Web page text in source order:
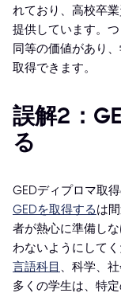
れており、高校卒
提供しています。
同等の価値があり
取得できます。
誤解2：
る
GEDディプロマ取
GEDを取得するは
者が熱心に準備し
わないようにして
言語科目 、科学、
多くの学生は、特